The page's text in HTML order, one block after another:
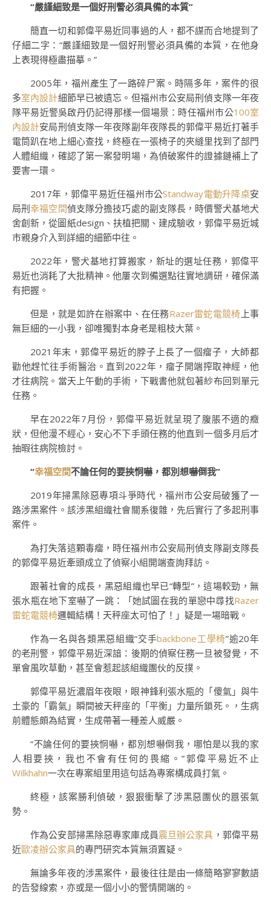
“嚴謹細致是一個好刑警必須具備的本質”
簡直一切和郭偉平易近同事過的人，都不謀而合地提到了
仔細二字：“嚴謹細致是一個好刑警必須具備的本質，在他身
上表現得極盡描摹。”
2005年，福州產生了一路碎尸案。時隔多年，案件的很
多室內設計細節早已被遺忘。但福州市公安局刑偵支隊一年夜
隊平易近警吳啟丹仍記得那樣一個場景：時任福州市公100室
內設計安局刑偵支隊一年夜隊副年夜隊長的郭偉平易近打著手
電筒趴在地上細心查找，終極在一張椅子的夾縫里找到了部門
人體組織，確認了第一案發明場，為偵破案件的證據鏈補上了
要害一環。
2017年，郭偉平易近任福州市公Standway電動升降桌安
局刑幸福空間偵支隊分擔技巧處的副支隊長，時價警犬基地犬
舍創新，從圖紙design、扶植把關、建成驗收，郭偉平易近城
市親身介入到詳細的細節中往。
2022年，警犬基地打算搬家，新址的選址任務，郭偉平
易近也消耗了大批精神。他屢次到備選點往實地調研，確保滿
有把握。
但是，就是如許在辦案中、在任務Razer雷蛇電競椅 上事
無巨細的一小我，卻唯獨對本身老是粗枝大葉。
2021年末，郭偉平易近的脖子上長了一個瘤子，大師都
勸他趕忙往手術醫治。直到2022年，瘤子開端搾取神經，他
才往病院。當天上午動的手術，下戰書他就包著紗布回到單元
任務。
早在2022年7月份，郭偉平易近就呈現了腹脹不適的癥
狀，但他漫不經心，安心不下手頭任務的他直到一個多月后才
抽暇往病院檢討。
“幸福空間不論任何的要挾恫嚇，都別想嚇倒我”
2019年掃黑除惡專項斗爭時代，福州市公安局破獲了一
路涉黑案件。該涉黑組織社會關系復雜，先后實行了多起刑事
案件。
為打失落這顆毒瘤，時任福州市公安局刑偵支隊副支隊長
的郭偉平易近牽頭成立了偵察小組開端查詢拜訪。
跟著社會的成長，黑惡組織也早已“轉型”，這場較勁，無
張水瓶在地下室嚇了一跳：「她試圖在我的單戀中尋找Razer
雷蛇電競椅邏輯結構！天秤座太可怕了！」疑是一場暗戰。
作為一名與各類黑惡組織“交手backbone工學椅”逾20年
的老刑警，郭偉平易近深諳：後期的偵察任務一旦被發覺，不
單會風吹草動，甚至會惹起該組織團伙的反撲。
郭偉平易近濃眉年夜眼，眼神鋒利張水瓶的「傻氣」與牛
土豪的「霸氣」瞬間被天秤座的「平衡」力量所鎖死。，生病
前體態頗為結實，生成帶著一種差人威嚴。
“不論任何的要挾恫嚇，都別想嚇倒我，哪怕是以我的家
人相要挾，我也不會有任何的畏縮。”郭偉平易近不止
Wilkhahn一次在專案組里用這句話為專案構成員打氣。
終極，該案勝利偵破，狠狠衝擊了涉黑惡團伙的囂張氣
勢。
作為公安部掃黑除惡專家庫成員震旦辦公家具 ，郭偉平易
近歐凌辦公家具的專門研究本質無須置疑。
無論多年夜的涉黑案件，最後往往是由一條簡略寥寥數語
的告發線索，亦或是一個小小的警情開端的。